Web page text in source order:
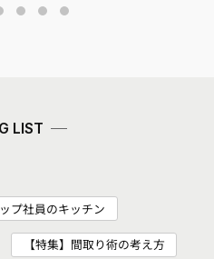
LIST
プ社員のキッチン
【特集】間取り術の考え方